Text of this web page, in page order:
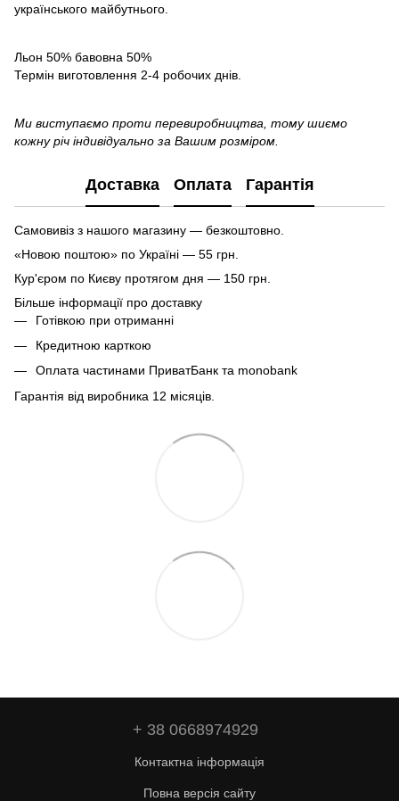
українського майбутнього.
Льон 50% бавовна 50%
Термін виготовлення 2-4 робочих днів.
Ми виступаємо проти перевиробництва, тому шиємо
кожну річ індивідуально за Вашим розміром.
Доставка Оплата Гарантія
Самовивіз з нашого магазину — безкоштовно.
«Новою поштою» по Україні — 55 грн.
Кур'єром по Києву протягом дня — 150 грн.
Більше інформації про доставку
Готівкою при отриманні
Кредитною карткою
Оплата частинами ПриватБанк та monobank
Гарантія від виробника 12 місяців.
+ 38 0668974929
Контактна інформація
Повна версія сайту